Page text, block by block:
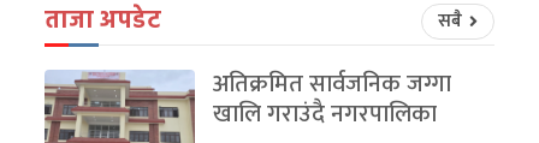
ताजा अपडेट सबै
अतिक्रमित सार्वजनिक जग्गा
खालि गराउंदै नगरपालिका